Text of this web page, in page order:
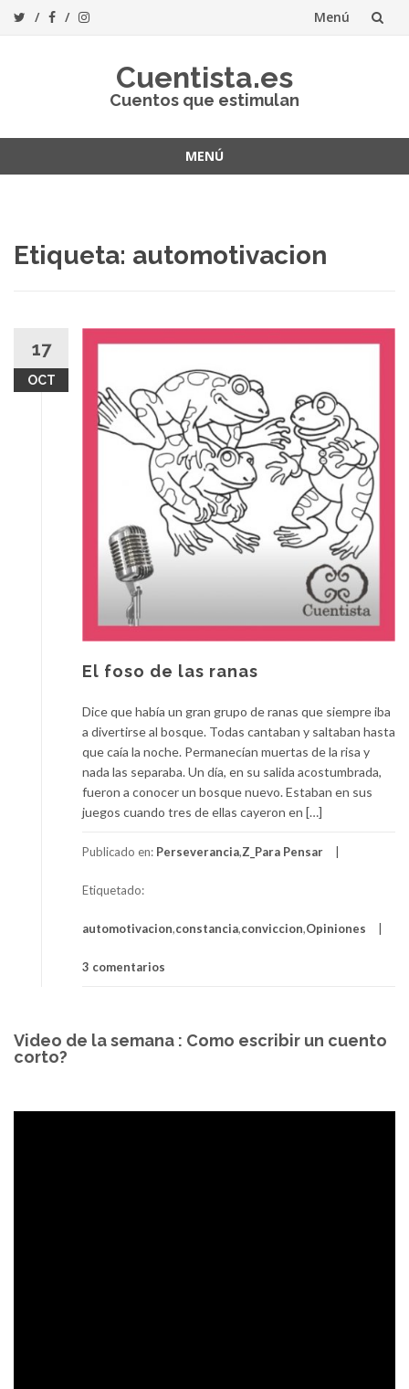
Menú
Cuentista.es
Cuentos que estimulan
MENÚ
Etiqueta: automotivacion
17
OCT
El foso de las ranas
Dice que había un gran grupo de ranas que siempre iba
a divertirse al bosque. Todas cantaban y saltaban hasta
que caía la noche. Permanecían muertas de la risa y
nada las separaba. Un día, en su salida acostumbrada,
fueron a conocer un bosque nuevo. Estaban en sus
juegos cuando tres de ellas cayeron en […]
Publicado en: Perseverancia,Z_Para Pensar
Etiquetado:
automotivacion,constancia,conviccion,Opiniones
3 comentarios
Video de la semana : Como escribir un cuento
corto?